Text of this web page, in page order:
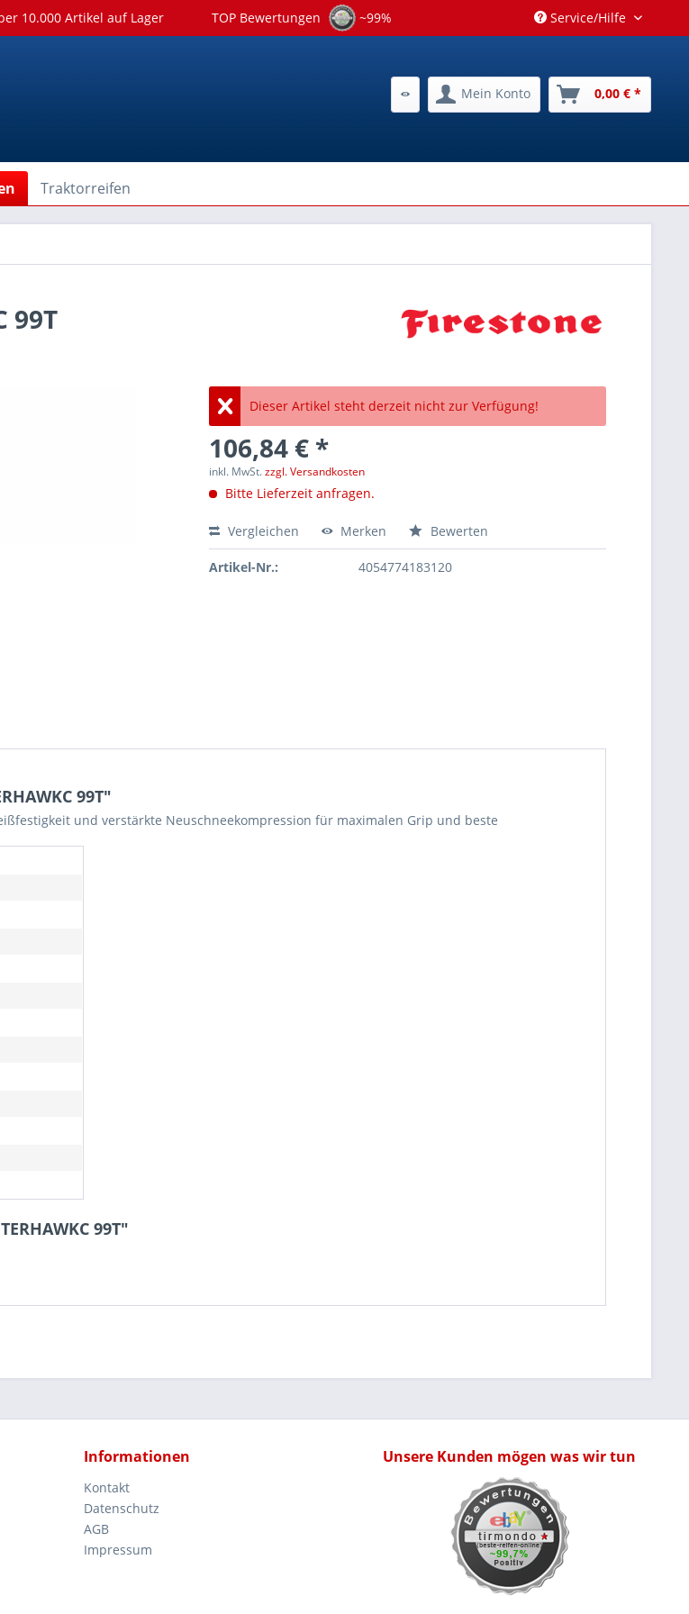
10.000 Artikel auf Lager TOP Bewertungen ~99% Service/Hilfe
Mein Konto 0,00 € *
Traktorreifen
99T
Dieser Artikel steht derzeit nicht zur Verfügung!
106,84 € *
inkl. MwSt.zzgl. Versandkosten
Bitte Lieferzeit anfragen.
Vergleichen Merken Bewerten
Artikel-Nr.: 4054774183120
99T"
und verstärkte Neuschneekompression für maximalen Grip und beste
99T"
Informationen
Kontakt
Datenschutz
AGB
Impressum
Unsere Kunden mögen was wir tun